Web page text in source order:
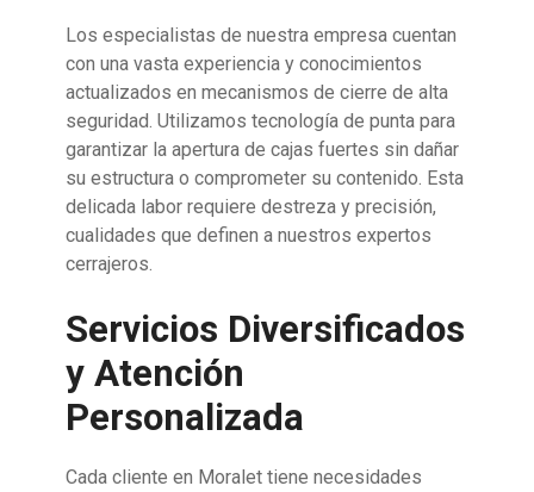
Los especialistas de nuestra empresa cuentan
con una vasta experiencia y conocimientos
actualizados en mecanismos de cierre de alta
seguridad. Utilizamos tecnología de punta para
garantizar la apertura de cajas fuertes sin dañar
su estructura o comprometer su contenido. Esta
delicada labor requiere destreza y precisión,
cualidades que definen a nuestros expertos
cerrajeros.
Servicios Diversificados
y Atención
Personalizada
Cada cliente en Moralet tiene necesidades